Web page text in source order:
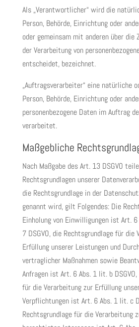
Als „Verantwortlicher“ wird die
Person, Behörde, Einrichtung oder
oder gemeinsam mit anderen über
der Verarbeitung von
entscheidet, bezeichnet.
„Auftragsverarbeiter“ eine natürliche
Person, Behörde, Einrichtung oder
personenbezogene Daten im Auftrag
verarbeitet.
Maßgebliche
Nach Maßgabe des Art. 13 DSGVO
Rechtsgrundlagen unserer
die Rechtsgrundlage in der
genannt wird, gilt Folgendes: Die
Einholung von Einwilligungen ist Art.
7 DSGVO, die Rechtsgrundlage für die
Erfüllung unserer Leistungen und
vertraglicher Maßnahmen sowie
Anfragen ist Art. 6 Abs. 1 lit. b
für die Verarbeitung zur Erfüllung
Verpflichtungen ist Art. 6 Abs. 1 lit. c
Rechtsgrundlage für die Verarbeitung